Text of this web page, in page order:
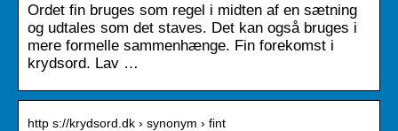
Ordet fin bruges som regel i midten af ​​en sætning
og udtales som det staves. Det kan også bruges i
mere formelle sammenhænge. Fin forekomst i
krydsord. Lav …
http s://krydsord.dk › synonym › fint